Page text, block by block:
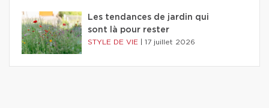
Les tendances de jardin qui
sont là pour rester
STYLE DE VIE 17 juillet 2026